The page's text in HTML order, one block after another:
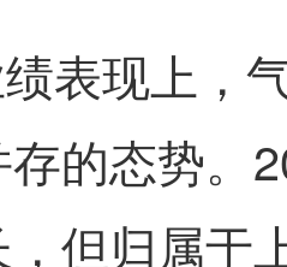
表现上，
的态势。
，但归属于